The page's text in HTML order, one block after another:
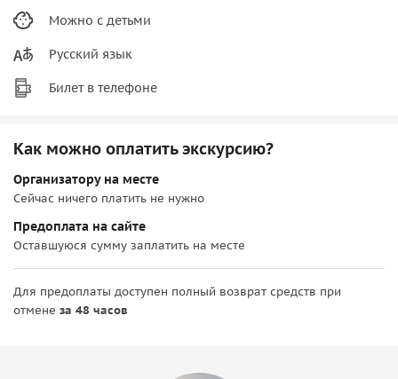
Можно с детьми
Русский язык
Билет в телефоне
Как можно оплатить экскурсию?
Организатору на месте
Сейчас ничего платить не нужно
Предоплата на сайте
Оставшуюся сумму заплатить на месте
Для предоплаты доступен полный возврат средств при
отмене за 48 часов